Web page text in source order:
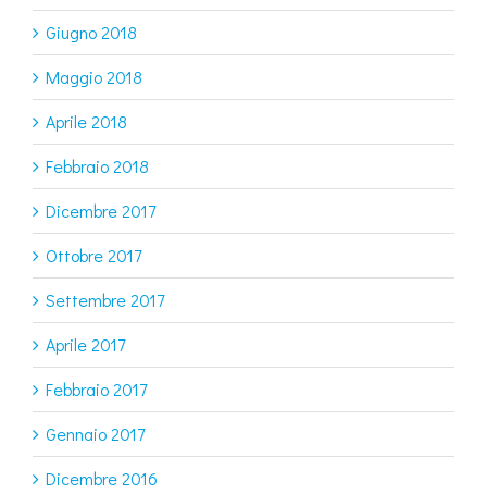
Giugno 2018
Maggio 2018
Aprile 2018
Febbraio 2018
Dicembre 2017
Ottobre 2017
Settembre 2017
Aprile 2017
Febbraio 2017
Gennaio 2017
Dicembre 2016